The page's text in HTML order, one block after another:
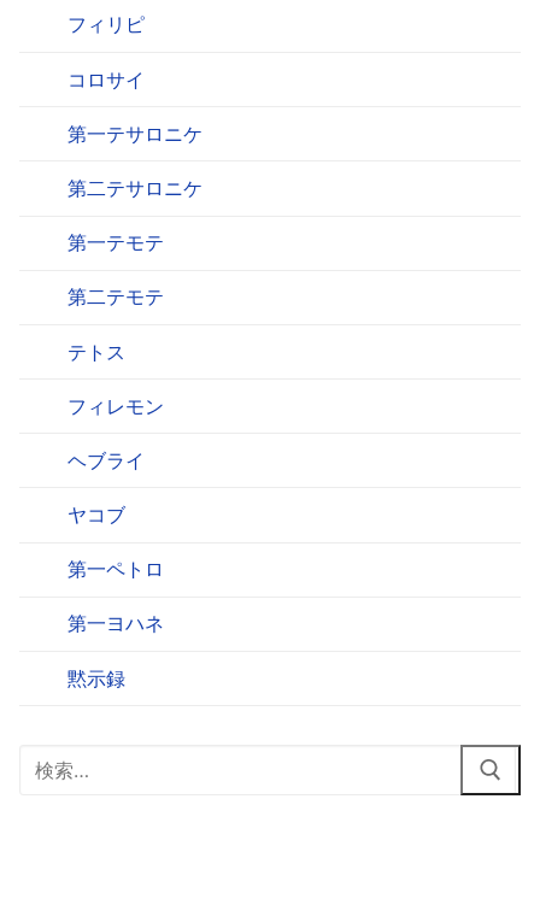
フィリピ
コロサイ
第一テサロニケ
第二テサロニケ
第一テモテ
第二テモテ
テトス
フィレモン
ヘブライ
ヤコブ
第一ペトロ
第一ヨハネ
黙示録